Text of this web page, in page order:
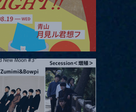
RIGHT!! vol.27